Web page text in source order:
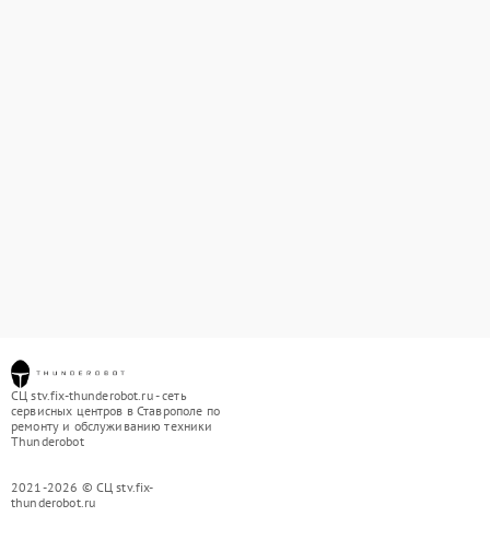
СЦ stv.fix-thunderobot.ru - сеть
сервисных центров в Ставрополе по
ремонту и обслуживанию техники
Thunderobot
2021-2026 © СЦ stv.fix-
thunderobot.ru